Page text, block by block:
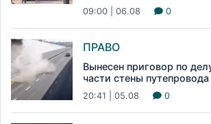
09:00 | 06.08 0
ПРАВО
Вынесен приговор по
части стены
20:41 | 05.08 0